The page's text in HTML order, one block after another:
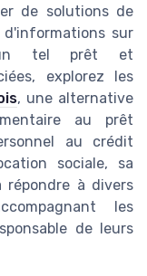
de solutions de
sur
tel prêt et
explorez les
, une alternative
au prêt
au crédit
sociale, sa
répondre à divers
les
de leurs